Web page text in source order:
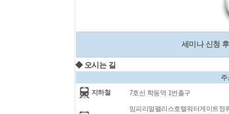
세미나 신청
◆ 오시는 길
지하철
7호선 학동역 1번출구
임피리얼팰리스호텔워터게이트정